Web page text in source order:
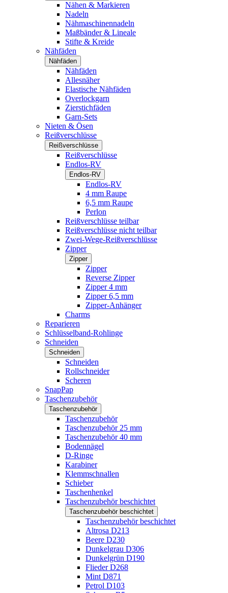
Nähen & Markieren
Nadeln
Nähmaschinennadeln
Maßbänder & Lineale
Stifte & Kreide
Nähfäden
Nähfäden
Nähfäden
Allesnäher
Elastische Nähfäden
Overlockgarn
Zierstichfäden
Garn-Sets
Nieten & Ösen
Reißverschlüsse
Reißverschlüsse
Reißverschlüsse
Endlos-RV
Endlos-RV
Endlos-RV
4 mm Raupe
6,5 mm Raupe
Perlon
Reißverschlüsse teilbar
Reißverschlüsse nicht teilbar
Zwei-Wege-Reißverschlüsse
Zipper
Zipper
Zipper
Reverse Zipper
Zipper 4 mm
Zipper 6,5 mm
Zipper-Anhänger
Charms
Reparieren
Schlüsselband-Rohlinge
Schneiden
Schneiden
Schneiden
Rollschneider
Scheren
SnapPap
Taschenzubehör
Taschenzubehör
Taschenzubehör
Taschenzubehör 25 mm
Taschenzubehör 40 mm
Bodennägel
D-Ringe
Karabiner
Klemmschnallen
Schieber
Taschenhenkel
Taschenzubehör beschichtet
Taschenzubehör beschichtet
Taschenzubehör beschichtet
Altrosa D213
Beere D230
Dunkelgrau D306
Dunkelgrün D190
Flieder D268
Mint D871
Petrol D103